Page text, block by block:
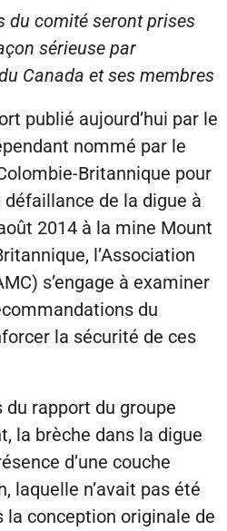
du comité seront prises
sérieuse par
Canada et ses membres
publié aujourd’hui par le
nommé par le
Britannique pour
de la digue à
2014 à la mine Mount
l’Association
s’engage à examiner
du
la sécurité de ces
rapport du groupe
la brèche dans la digue
d’une couche
laquelle n’avait pas été
la conception originale de